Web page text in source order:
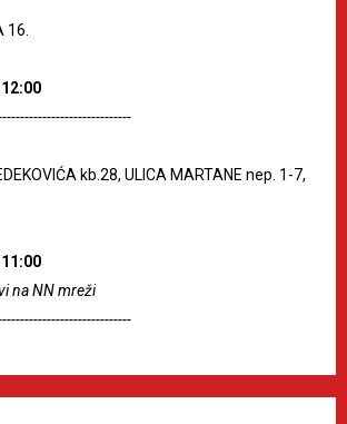
16.
kb.28, ULICA MARTANE nep. 1-7,
na NN mreži